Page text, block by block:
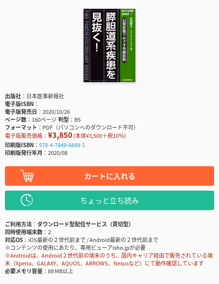
出版社
日本医事新報社
電子版ISBN
電子版発売日
2020/10/26
ページ数
160ページ判型
B5
フォーマット
PDF（パソコンへのダウンロード不可）
電子版販売価格： ¥3,850(本体¥3,500＋税10％)
印刷版ISBN
978-4-7849-6669-1
印刷版発行年月
2020/08
カートに入れる
ちょっと立ち読み
ご利用方法
ダウンロード型配信サービス（買切型）
同時使用端末数
2
対応OS
iOS最新の２世代前まで / Android最新の２世代前まで
※コンテンツの使用にあたり、専用ビューアisho.jpが必要
※Androidは、Android２世代前の端末のうち、国内キャリア経由で販売されている端
末（Xperia、GALAXY、AQUOS、ARROWS、Nexusなど）にて動作確認しています
必要メモリ容量
88 MB以上